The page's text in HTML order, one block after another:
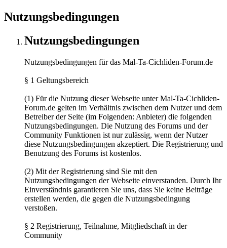
Nutzungsbedingungen
Nutzungsbedingungen
Nutzungsbedingungen für das Mal-Ta-Cichliden-Forum.de
§ 1 Geltungsbereich
(1) Für die Nutzung dieser Webseite unter Mal-Ta-Cichliden-
Forum.de gelten im Verhältnis zwischen dem Nutzer und dem
Betreiber der Seite (im Folgenden: Anbieter) die folgenden
Nutzungsbedingungen. Die Nutzung des Forums und der
Community Funktionen ist nur zulässig, wenn der Nutzer
diese Nutzungsbedingungen akzeptiert. Die Registrierung und
Benutzung des Forums ist kostenlos.
(2) Mit der Registrierung sind Sie mit den
Nutzungsbedingungen der Webseite einverstanden. Durch Ihr
Einverständnis garantieren Sie uns, dass Sie keine Beiträge
erstellen werden, die gegen die Nutzungsbedingung
verstoßen.
§ 2 Registrierung, Teilnahme, Mitgliedschaft in der
Community